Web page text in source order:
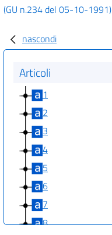
(GU n.234 del 05-10-1991)
nascondi
Articoli
1
2
3
4
5
6
7
8